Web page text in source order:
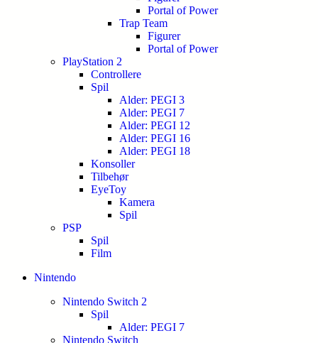
Portal of Power
Trap Team
Figurer
Portal of Power
PlayStation 2
Controllere
Spil
Alder: PEGI 3
Alder: PEGI 7
Alder: PEGI 12
Alder: PEGI 16
Alder: PEGI 18
Konsoller
Tilbehør
EyeToy
Kamera
Spil
PSP
Spil
Film
Nintendo
Nintendo Switch 2
Spil
Alder: PEGI 7
Nintendo Switch